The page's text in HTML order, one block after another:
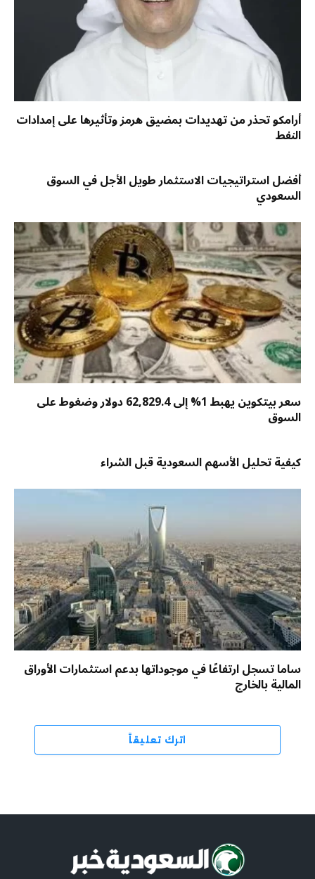
أرامكو تحذر من تهديدات بمضيق هرمز وتأثيرها على إمدادات
النفط
أفضل استراتيجيات الاستثمار طويل الأجل في السوق
السعودي
سعر بيتكوين يهبط 1% إلى 62,829.4 دولار وضغوط على
السوق
كيفية تحليل الأسهم السعودية قبل الشراء
ساما تسجل ارتفاعًا في موجوداتها بدعم استثمارات الأوراق
المالية بالخارج
اترك تعليقاً